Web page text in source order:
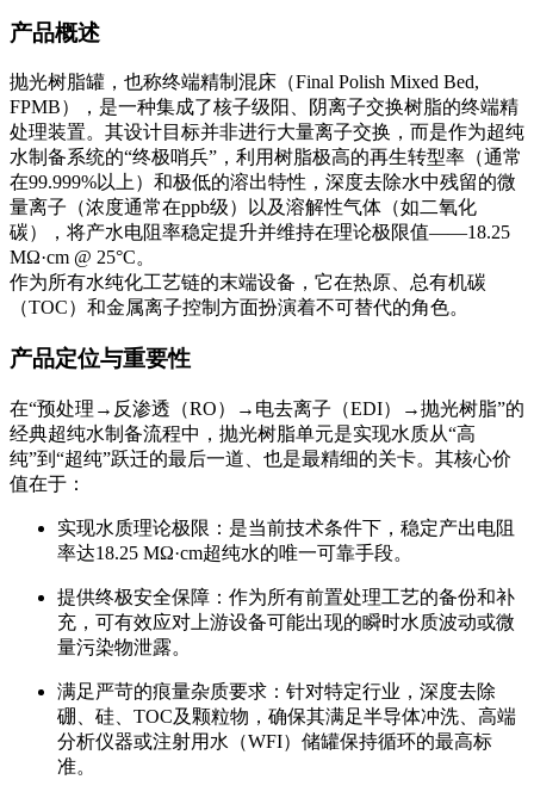
产品概述
抛光树脂罐，也称终端精制混床（Final Polish Mixed Bed,
FPMB），是一种集成了核子级阳、阴离子交换树脂的终端精
处理装置。其设计目标并非进行大量离子交换，而是作为超纯
水制备系统的“终极哨兵”，利用树脂极高的再生转型率（通常
在99.999%以上）和极低的溶出特性，深度去除水中残留的微
量离子（浓度通常在ppb级）以及溶解性气体（如二氧化
碳），将产水电阻率稳定提升并维持在理论极限值——18.25
MΩ·cm @ 25°C。
作为所有水纯化工艺链的末端设备，它在热原、总有机碳
（TOC）和金属离子控制方面扮演着不可替代的角色。
产品定位与重要性
在“预处理→反渗透（RO）→电去离子（EDI）→抛光树脂”的
经典超纯水制备流程中，抛光树脂单元是实现水质从“高
纯”到“超纯”跃迁的最后一道、也是最精细的关卡。其核心价
值在于：
实现水质理论极限：是当前技术条件下，稳定产出电阻
率达18.25 MΩ·cm超纯水的唯一可靠手段。
提供终极安全保障：作为所有前置处理工艺的备份和补
充，可有效应对上游设备可能出现的瞬时水质波动或微
量污染物泄露。
满足严苛的痕量杂质要求：针对特定行业，深度去除
硼、硅、TOC及颗粒物，确保其满足半导体冲洗、高端
分析仪器或注射用水（WFI）储罐保持循环的最高标
准。